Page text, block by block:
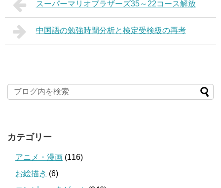
スーパーマリオブラザーズ35～22コース解放
中国語の勉強時間分析と検定受検級の再考
カテゴリー
アニメ・漫画 (116)
お絵描き (6)